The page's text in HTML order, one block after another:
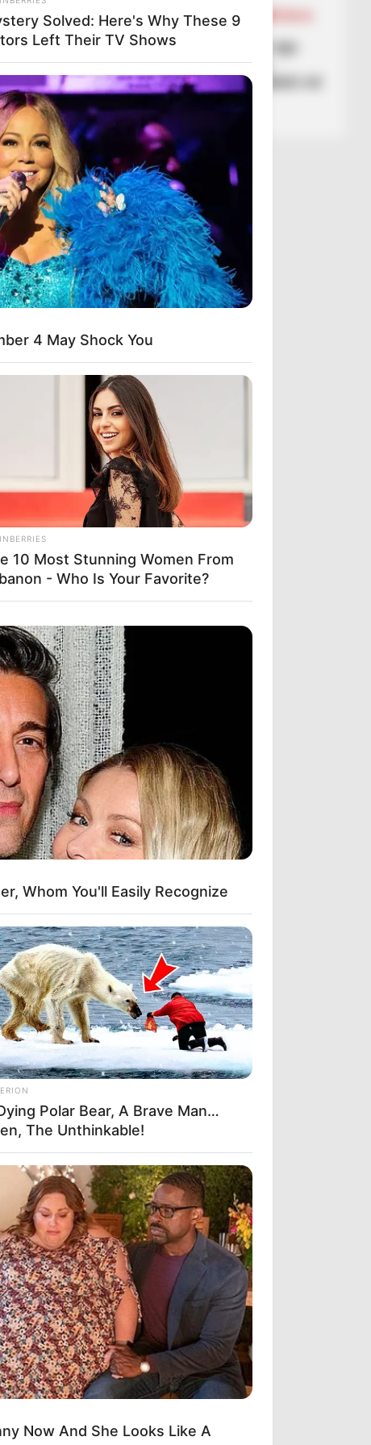
BALLINA BALLINA STATIKE
LEGJIONARËT
VIDEO/ Aksioni i gatuar nga
këmbët e Ernest Mucit,
Trabzonspori nuk po ndalet në
Turqi
March 9, 2026
Solved: Here's Why These 9
Left Their TV Shows
4 May Shock You
10 Most Stunning Women From
- Who Is Your Favorite?
Whom You'll Easily Recognize
Polar Bear, A Brave Man…
The Unthinkable!
Now And She Looks Like A